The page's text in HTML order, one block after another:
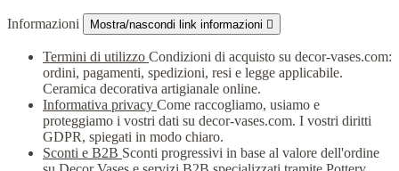
Informazioni Mostra/nascondi link informazioni 
Termini di utilizzo Condizioni di acquisto su decor-vases.com:
ordini, pagamenti, spedizioni, resi e legge applicabile.
Ceramica decorativa artigianale online.
Informativa privacy Come raccogliamo, usiamo e
proteggiamo i vostri dati su decor-vases.com. I vostri diritti
GDPR, spiegati in modo chiaro.
Sconti e B2B Sconti progressivi in base al valore dell'ordine